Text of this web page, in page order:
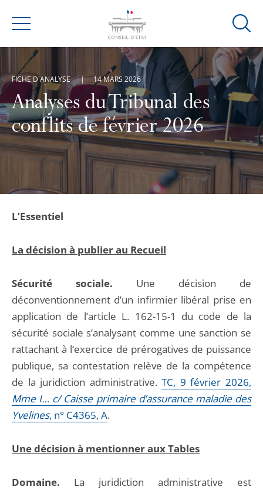
Menu
Ouvrir
de
Analyses du Tribunal des
conflits de février 2026
FICHE D'ANALYSE 14 MARS 2026
L’Essentiel
La décision à publier au Recueil
Sécurité sociale. Une décision de
déconventionnement d’un infirmier libéral prise en
application de l’article L. 162-15-1 du code de la
sécurité sociale s’analysant comme une sanction se
rattachant à l’exercice de prérogatives de puissance
publique, sa contestation relève de la compétence
de la juridiction administrative.TC, 9 février 2026,
Mme I… c/ Caisse primaire d’assurance maladie des
Yvelines, n° C4365, A.
Une décision à mentionner aux Tables
Domaine. La juridiction administrative est